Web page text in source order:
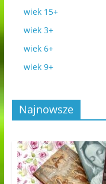
wiek 15+
wiek 3+
wiek 6+
wiek 9+
Najnowsze